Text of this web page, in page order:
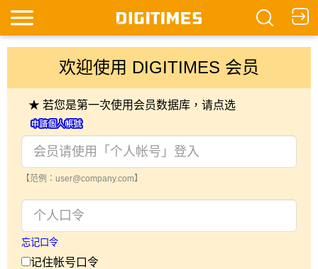
欢迎使用 DIGITIMES 会员
★ 若您是第一次使用会员数据库，请点选
【范例：user@company.com】
忘记口令
记住帐号口令